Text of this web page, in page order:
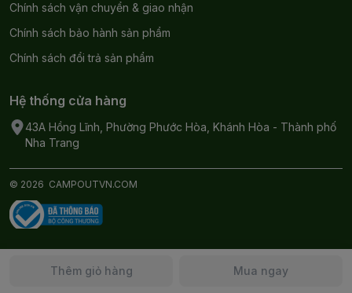
Thêm giỏ hàng Mua ngay
Chính sách vận chuyển & giao nhận
Chính sách bảo hành sản phẩm
Chính sách đổi trả sản phẩm
Hệ thống cửa hàng
43A Hồng Lĩnh, Phường Phước Hòa, Khánh Hòa - Thành phố
Nha Trang
© 2026 CAMPOUTVN.COM